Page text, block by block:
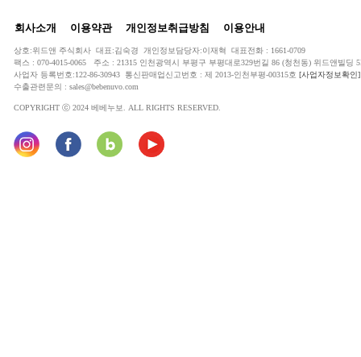
회사소개 이용약관 개인정보취급방침 이용안내
상호:위드앤 주식회사 대표:김숙경 개인정보담당자:이재혁 대표전화 : 1661-0709
팩스 : 070-4015-0065 주소 : 21315 인천광역시 부평구 부평대로329번길 86 (청천동) 위드앤빌딩
사업자 등록번호:122-86-30943 통신판매업신고번호 : 제 2013-인천부평-00315호 [사업자정보확인]
수출관련문의 : sales@bebenuvo.com
COPYRIGHT ⓒ 2024 베베누보. ALL RIGHTS RESERVED.